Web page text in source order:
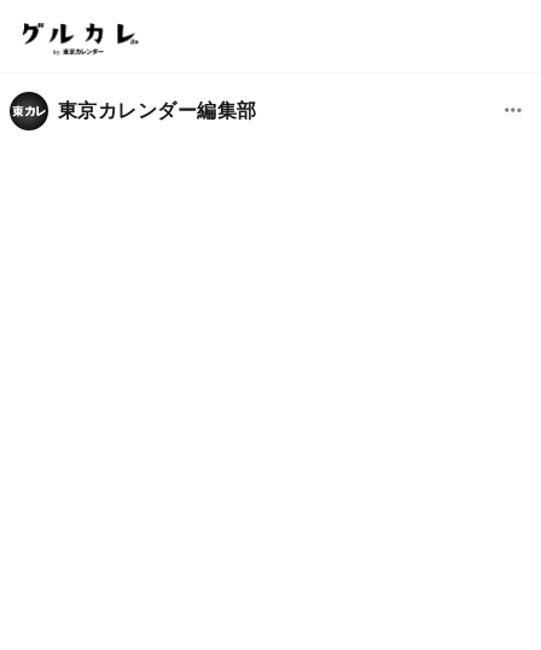
東京カレンダー編集部